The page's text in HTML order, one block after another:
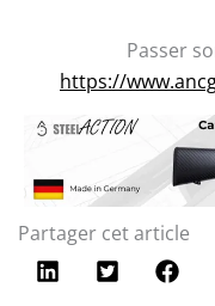
Passer
https://
Partager cet article